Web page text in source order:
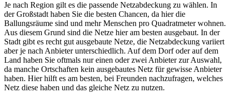
Je nach Region gilt es die passende Netzabdeckung zu wählen. In
der Großstadt haben Sie die besten Chancen, da hier die
Ballungsräume sind und mehr Menschen pro Quadratmeter wohnen.
Aus diesem Grund sind die Netze hier am besten ausgebaut. In der
Stadt gibt es recht gut ausgebaute Netze, die Netzabdeckung variiert
aber je nach Anbieter unterschiedlich. Auf dem Dorf oder auf dem
Land haben Sie oftmals nur einen oder zwei Anbieter zur Auswahl,
da manche Ortschaften kein ausgebautes Netz für gewisse Anbieter
haben. Hier hilft es am besten, bei Freunden nachzufragen, welches
Netz diese haben und das gleiche Netz zu nutzen.